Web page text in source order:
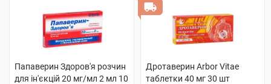
Папаверин Здоров'я розчин
для ін'єкцій 20 мг/мл 2 мл 10
Дротаверин Arbor Vitae
таблетки 40 мг 30 шт